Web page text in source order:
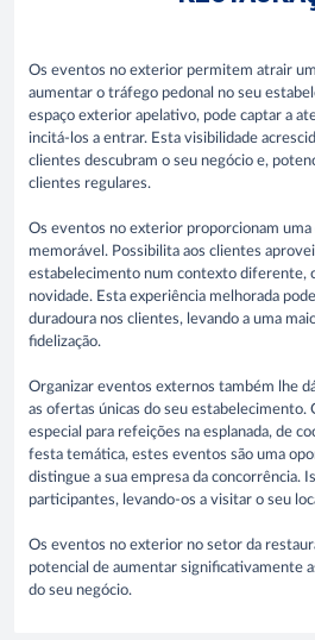
Os eventos no exterior permitem atrair
aumentar o tráfego pedonal no seu
espaço exterior apelativo, pode captar a
incitá-los a entrar. Esta visibilidade
clientes descubram o seu negócio e,
clientes regulares.
Os eventos no exterior proporcionam uma
memorável. Possibilita aos clientes
estabelecimento num contexto diferente,
novidade. Esta experiência melhorada
duradoura nos clientes, levando a uma
fidelização.
Organizar eventos externos também lhe
as ofertas únicas do seu estabelecimento.
especial para refeições na esplanada, de
festa temática, estes eventos são uma
distingue a sua empresa da concorrência.
participantes, levando-os a visitar o seu
Os eventos no exterior no setor da
potencial de aumentar significativamente
do seu negócio.